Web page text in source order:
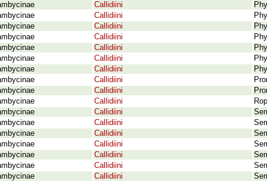
Callidiini
Callidiini
Callidiini
Callidiini
Callidiini
Callidiini
Callidiini
Callidiini
Callidiini
Callidiini
Callidiini
Callidiini
Callidiini
Callidiini
Callidiini
Callidiini
Callidiini